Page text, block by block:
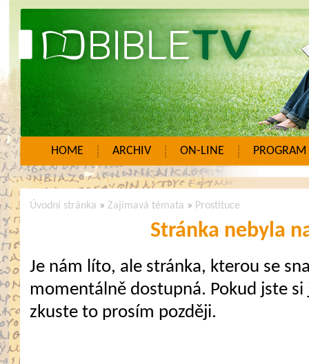
HOME ARCHIV ON-LINE PROGRAM
Úvodní stránka »Zajímavá témata » Prostituce
Stránka nebyla
Je nám líto, ale stránka, kterou se
momentálně dostupná. Pokud jste
zkuste to prosím později.